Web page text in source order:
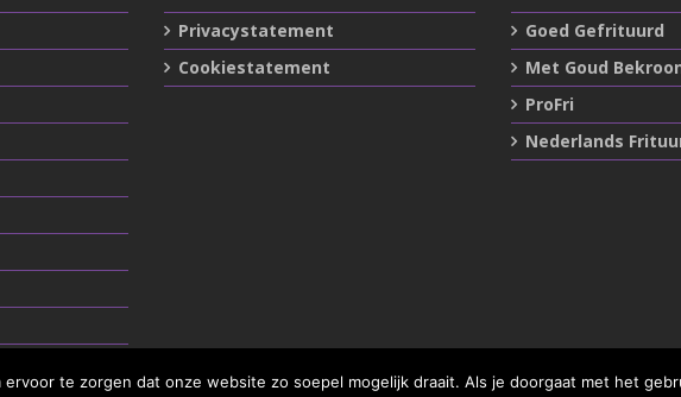
Privacystatement
Cookiestatement
Goed Gefrituurd
Met Goud
ProFri
Nederlands
ervoor te zorgen dat onze website zo soepel mogelijk draait. Als je doorgaat met het